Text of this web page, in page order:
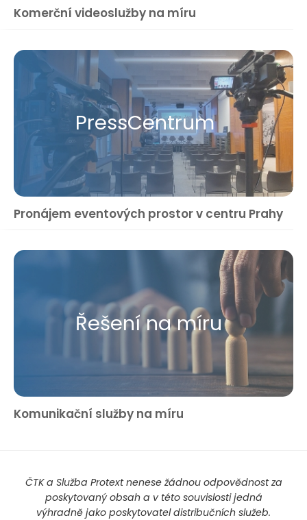
Komerční videoslužby na míru
Press​Centrum
Pronájem eventových prostor v centru Prahy
Řešení na míru
Komunikační služby na míru
ČTK a Služba Protext nenese žádnou odpovědnost za
poskytovaný obsah a v této souvislosti jedná
výhradně jako poskytovatel distribučních služeb.